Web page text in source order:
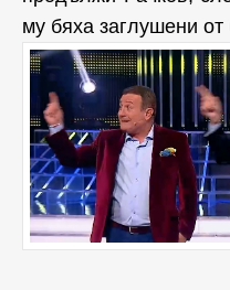
му бяха заглушени